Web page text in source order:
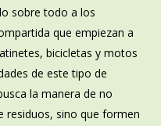
sobre todo a los
que empiezan a
bicicletas y motos
de este tipo de
la manera de no
residuos, sino que formen